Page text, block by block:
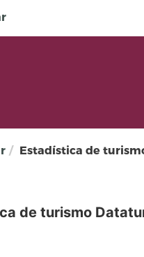
Estadística de
de turismo